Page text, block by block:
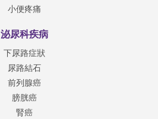
小便疼痛
泌尿科疾病
下尿路症狀
尿路結石
前列腺癌
膀胱癌
腎癌